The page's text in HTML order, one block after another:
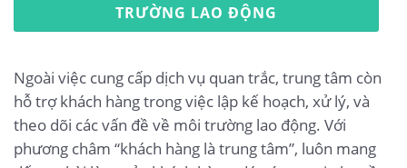
TRƯỜNG LAO ĐỘNG
Ngoài việc cung cấp dịch vụ quan trắc, trung tâm còn
hỗ trợ khách hàng trong việc lập kế hoạch, xử lý, và
theo dõi các vấn đề về môi trường lao động. Với
phương châm “khách hàng là trung tâm”, luôn mang